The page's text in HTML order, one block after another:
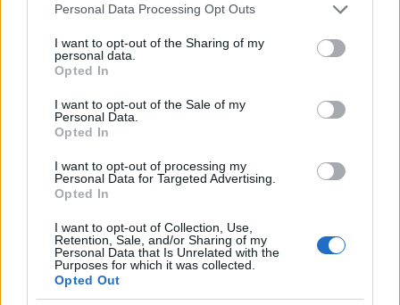
Please note that this website/app uses one or more Google
not limited to your visit or usage behaviour. You may click to
grant or deny consent to Google and its third-party tags to
use your data for below specified purposes in below Google
consent section.
Personal Data Processing Opt Outs
I want to opt-out of the Sharing of my
personal data.
Opted In
I want to opt-out of the Sale of my
Personal Data.
Opted In
I want to opt-out of processing my
Personal Data for Targeted Advertising.
Opted In
I want to opt-out of Collection, Use,
Retention, Sale, and/or Sharing of my
Personal Data that Is Unrelated with the
Purposes for which it was collected.
Opted Out
romkocsmák eklektikus berendezését és díszítését
magabiztosan hozó belső terek kellően
vendégcsábítók, pláne az az emeleti, utcára néző
tágas terasz, ahol nyárestén igen jóleső néhány ital.
Összességében elmondható, hogy bármelyik vidéki
nagy- és közepes magyarországi város boldog lenne
egy ilyen szórakozóhellyel, pláne, ha ott is a Moszkva
Kávézó árlapja lenne érvényben.
Dömötör Endre
további fotók a Moszkva Kávézóról: